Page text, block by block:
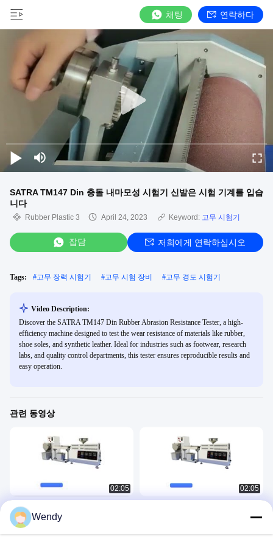
채팅 연락하다
SATRA TM147 Din 충돌 내마모성 시험기 신발은 시험 기계를 입습
니다
Rubber Plastic 3 April 24, 2023 Keyword: 고무 시험기
잡담 저희에게 연락하십시오
Tags: #고무 장력 시험기 #고무 시험 장비 #고무 경도 시험기
Video Description:
Discover the SATRA TM147 Din Rubber Abrasion Resistance Tester, a high-
efficiency machine designed to test the wear resistance of materials like rubber,
shoe soles, and synthetic leather. Ideal for industries such as footwear, research
labs, and quality control departments, this tester ensures reproducible results and
easy operation.
관련 동영상
02:05
실험실 소형 단일 스크류 압출기
Rubber Plastic 3
02:05
Wendy